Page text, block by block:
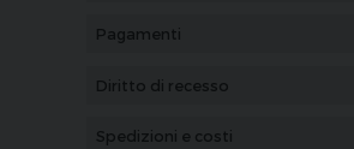
Pagamenti
Diritto di recesso
Spedizioni e costi